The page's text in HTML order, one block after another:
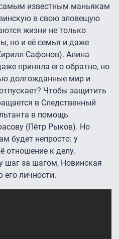
известным маньякам
в свою зловещую
жизни не только
но и её семья и даже
Сафонов). Алина
приняла его обратно, но
долгожданные мир и
Чтобы защитить
в Следственный
в помощь
(Пётр Рыков). Но
будет непросто: у
отношение к делу.
шаг за шагом, Новинская
его личности.